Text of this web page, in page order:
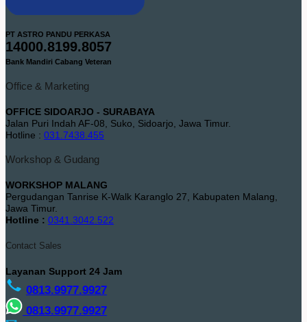
PT ASTRO PANDU PERKASA
14000.8199.8057
Bank Mandiri Cabang Veteran
Office & Marketing
OFFICE SIDOARJO - SURABAYA
Jalan Puri Indah AF-08, Suko, Sidoarjo, Jawa Timur.
Hotline : 031.7438.455
Workshop & Gudang
WORKSHOP MALANG
Pergudangan Tanrise K-Walk Karanglo 27, Kabupaten Malang,
Jawa Timur.
Hotline : 0341.3042.522
Contact Sales
Layanan Support 24 Jam
0813.9977.9927
0813.9977.9927